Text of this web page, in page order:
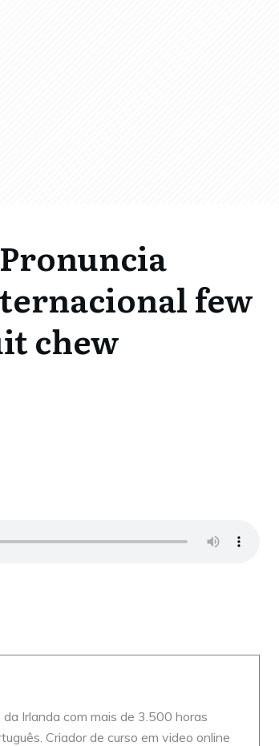
few
chew
Irlanda com mais de 3.500 horas
Criador de curso em video online